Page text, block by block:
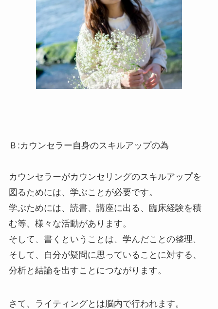
Ｂ:カウンセラー自身のスキルアップの為
カウンセラーがカウンセリングのスキルアップを
図るためには、学ぶことが必要です。
学ぶためには、読書、講座に出る、臨床経験を積
む等、様々な活動があります。
そして、書くということは、学んだことの整理、
そして、自分が疑問に思っていることに対する、
分析と結論を出すことにつながります。
さて、ライティングとは脳内で行われます。